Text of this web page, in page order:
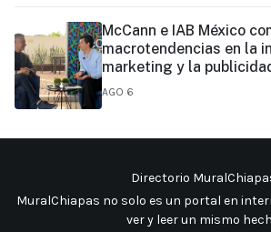
McCann e IAB México
macrotendencias en la
marketing y la
AGO 6
Directorio
MuralChiapas no solo es un portal en
ver y leer un mismo